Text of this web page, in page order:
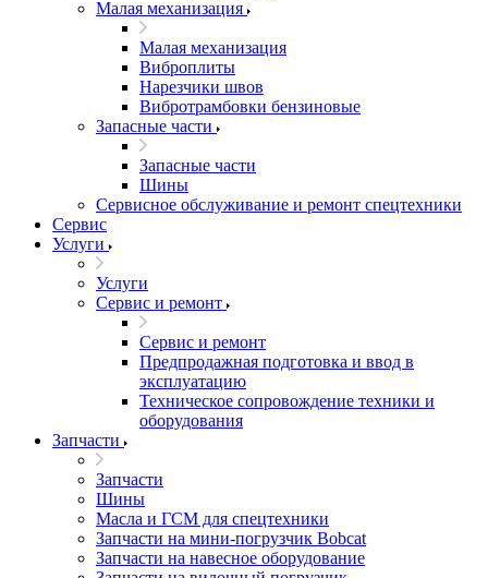
Малая механизация
Малая механизация
Виброплиты
Нарезчики швов
Вибротрамбовки бензиновые
Запасные части
Запасные части
Шины
Сервисное обслуживание и ремонт спецтехники
Сервис
Услуги
Услуги
Сервис и ремонт
Сервис и ремонт
Предпродажная подготовка и ввод в
эксплуатацию
Техническое сопровождение техники и
оборудования
Запчасти
Запчасти
Шины
Масла и ГСМ для спецтехники
Запчасти на мини-погрузчик Bobcat
Запчасти на навесное оборудование